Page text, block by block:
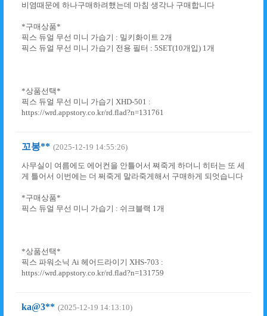
비염때문에 하나구매하려했는데 마침 생각나 구매합니다
*구매상품*
픽스 듀얼 무선 미니 가습기 : 밀키화이트 2개
픽스 듀얼 무선 미니 가습기 전용 필터 : 5SET(10개입) 1개
*상품선택*
픽스 듀얼 무선 미니 가습기 XHD-501 :
https://wrd.appstory.co.kr/rd.flad?n=131761
꼬봉** (2025-12-19 14:55:26)
사무실이 여름에도 에어컨을 안틀어서 쪄죽게 하더니 히터는 또 세
게 틀어서 이번에는 더 쩌죽게 말라죽게해서 구매하게 되엇습니다
*구매상품*
픽스 듀얼 무선 미니 가습기 : 쉬크블랙 1개
*상품선택*
픽스 파워소닉 Ai 헤어드라이기 XHS-703 :
https://wrd.appstory.co.kr/rd.flad?n=131759
ka@3** (2025-12-19 14:13:10)